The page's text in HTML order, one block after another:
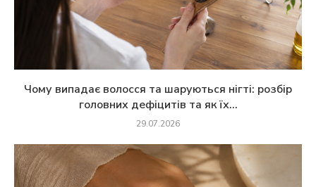
Чому випадає волосся та шаруються нігті: розбір
головних дефіцитів та як їх...
29.07.2026